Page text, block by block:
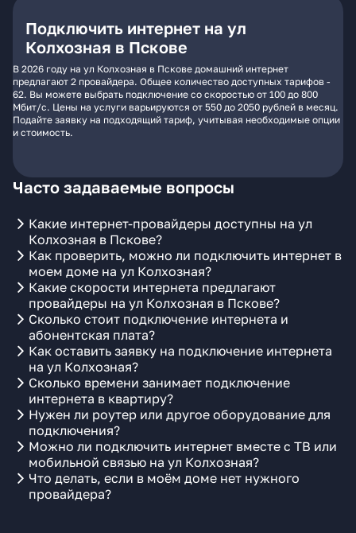
Подключить интернет на ул
Колхозная в Пскове
В 2026 году на ул Колхозная в Пскове домашний интернет
предлагают 2 провайдера. Общее количество доступных тарифов -
62. Вы можете выбрать подключение со скоростью от 100 до 800
Мбит/с. Цены на услуги варьируются от 550 до 2050 рублей в месяц.
Подайте заявку на подходящий тариф, учитывая необходимые опции
и стоимость.
Часто задаваемые вопросы
Какие интернет-провайдеры доступны на ул
Колхозная в Пскове?
Как проверить, можно ли подключить интернет в
моем доме на ул Колхозная?
Какие скорости интернета предлагают
провайдеры на ул Колхозная в Пскове?
Сколько стоит подключение интернета и
абонентская плата?
Как оставить заявку на подключение интернета
на ул Колхозная?
Сколько времени занимает подключение
интернета в квартиру?
Нужен ли роутер или другое оборудование для
подключения?
Можно ли подключить интернет вместе с ТВ или
мобильной связью на ул Колхозная?
Что делать, если в моём доме нет нужного
провайдера?